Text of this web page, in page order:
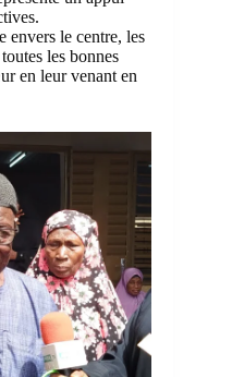
envers le centre, les
les bonnes
en leur venant en